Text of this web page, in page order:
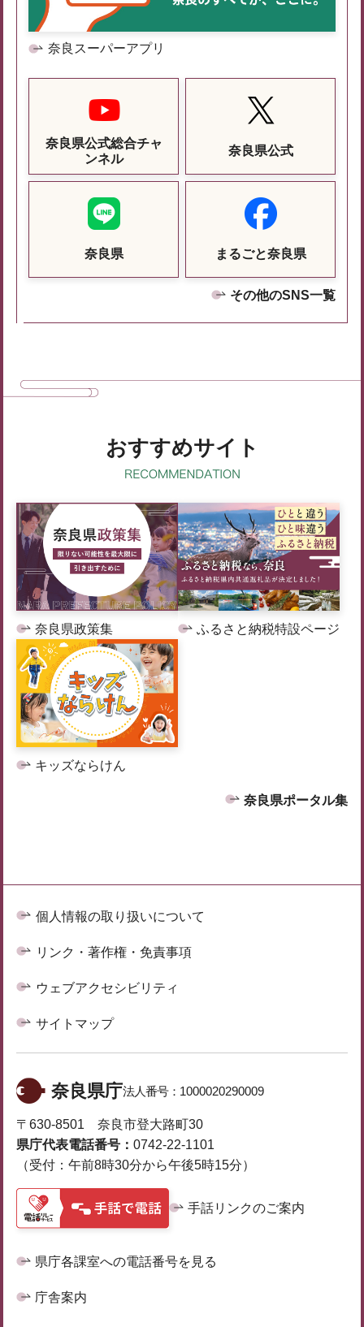
奈良スーパーアプリ
奈良県公式総合チャ
ンネル
奈良県公式
奈良県 まるごと奈良県
その他のSNS一覧
おすすめサイト
奈良県政策集 ふるさと納税特設ページ
キッズならけん
奈良県ポータル集
個人情報の取り扱いについて
リンク・著作権・免責事項
ウェブアクセシビリティ
サイトマップ
奈良県庁法人番号： 1000020290009
〒630-8501 奈良市登大路町30
県庁代表電話番号： 0742-22-1101
（受付：午前8時30分から午後5時15分）
手話リンクのご案内
県庁各課室への電話番号を見る
庁舎案内